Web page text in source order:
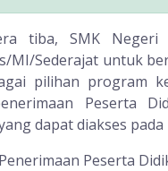
tiba, SMK
MI/Sederajat untuk
pilihan program
Peserta
dapat diakses
Peserta